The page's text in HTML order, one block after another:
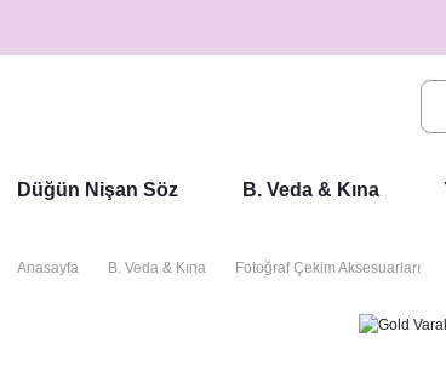
Düğün Nişan Söz B. Veda & Kına
Anasayfa B. Veda & Kına Fotoğraf Çekim Aksesuarları